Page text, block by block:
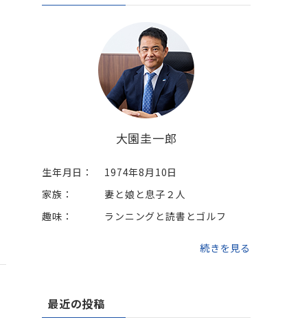
大園圭一郎
生年月日：
1974年8月10日
家族：
妻と娘と息子２人
趣味：
ランニングと読書とゴルフ
続きを見る
最近の投稿